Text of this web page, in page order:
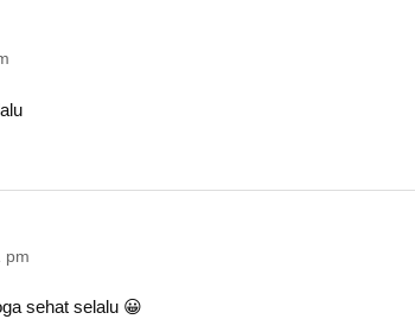
pm
sehat selalu 😀